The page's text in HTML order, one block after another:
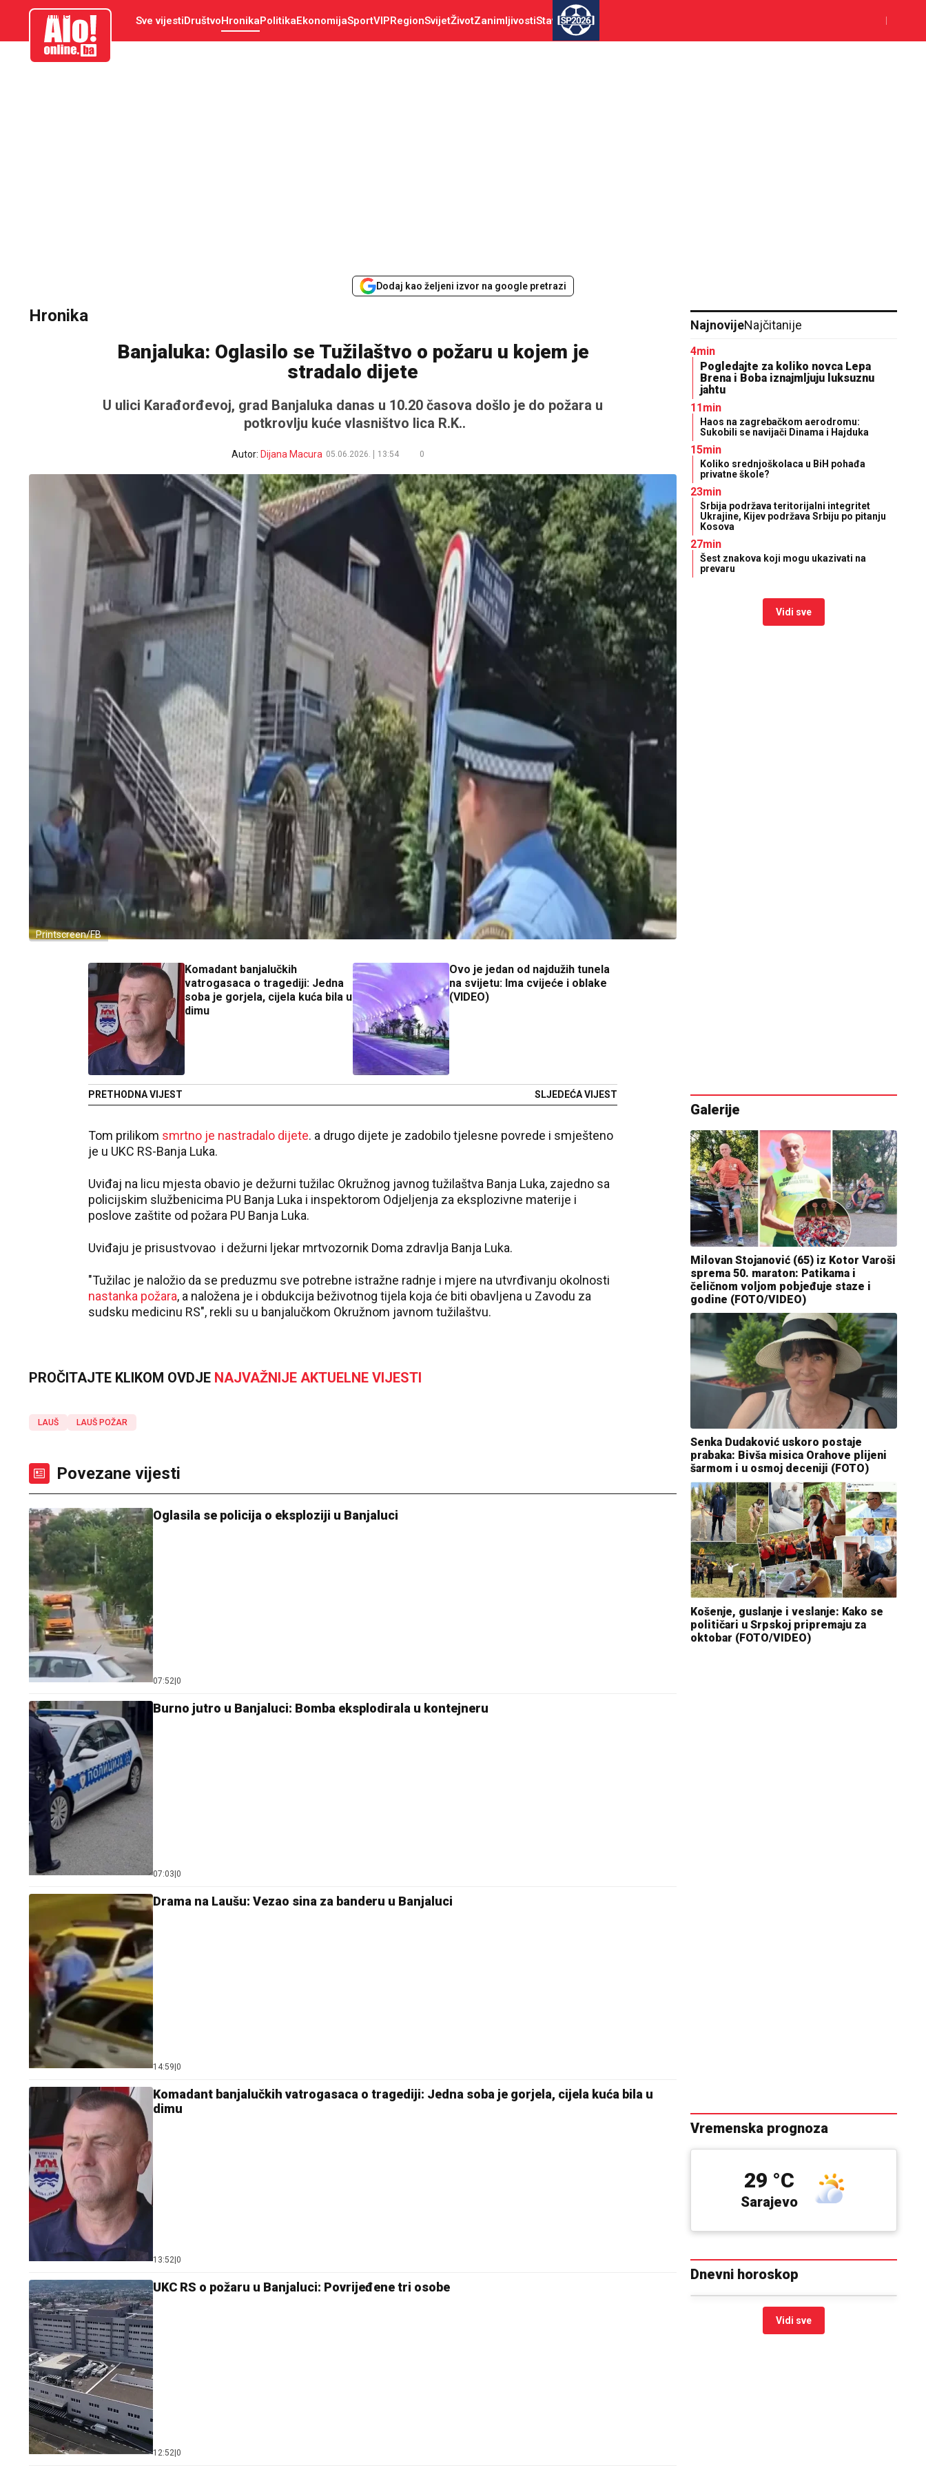
aloonline.ba Sve vijestiDruštvoHronikaPolitikaEkonomijaSportVIPRegionSvijetŽivotZanimljivostiStav SP2026
Dodaj kao željeni izvor na google pretrazi
Hronika
Banjaluka: Oglasilo se Tužilaštvo o požaru u kojem je
stradalo dijete
U ulici Karađorđevoj, grad Banjaluka danas u 10.20 časova došlo je do požara u
potkrovlju kuće vlasništvo lica R.K..
Autor: Dijana Macura 05.06.2026. 13:54 0
Printscreen/FB
Komadant banjalučkih
vatrogasaca o tragediji: Јedna
soba je gorjela, cijela kuća bila u
dimu
PRETHODNA VIJEST
Ovo je jedan od najdužih tunela
na svijetu: Ima cvijeće i oblake
(VIDEO)
SLJEDEĆA VIJEST
Tom prilikom smrtno je nastradalo dijete. a drugo dijete je zadobilo tjelesne povrede i smješteno
je u UKC RS-Banja Luka.
Uviđaj na licu mjesta obavio je dežurni tužilac Okružnog javnog tužilaštva Banja Luka, zajedno sa
policijskim službenicima PU Banja Luka i inspektorom Odjeljenja za eksplozivne materije i
poslove zaštite od požara PU Banja Luka.
Uviđaju je prisustvovao i dežurni ljekar mrtvozornik Doma zdravlja Banja Luka.
"Tužilac je naložio da se preduzmu sve potrebne istražne radnje i mjere na utvrđivanju okolnosti
nastanka požara, a naložena je i obdukcija beživotnog tijela koja će biti obavljena u Zavodu za
sudsku medicinu RS", rekli su u banjalučkom Okružnom javnom tužilaštvu.
PROČITAJTE KLIKOM OVDJE NAJVAŽNIJE AKTUELNE VIJESTI
LAUŠ LAUŠ POŽAR
Povezane vijesti
Oglasila se policija o eksploziji u Banjaluci
07:52 0
Burno jutro u Banjaluci: Bomba eksplodirala u kontejneru
07:03 0
Drama na Laušu: Vezao sina za banderu u Banjaluci
14:59 0
Komadant banjalučkih vatrogasaca o tragediji: Јedna soba je gorjela, cijela kuća bila u
dimu
13:52 0
UKC RS o požaru u Banjaluci: Povrijeđene tri osobe
12:52 0
NajnovijeNajčitanije
4min
Pogledajte za koliko novca Lepa
Brena i Boba iznajmljuju luksuznu
jahtu
11min
Haos na zagrebačkom aerodromu:
Sukobili se navijači Dinama i Hajduka
15min
Koliko srednjoškolaca u BiH pohađa
privatne škole?
23min
Srbija podržava teritorijalni integritet
Ukrajine, Kijev podržava Srbiju po pitanju
Kosova
27min
Šest znakova koji mogu ukazivati na
prevaru
Vidi sve
Galerije
Milovan Stojanović (65) iz Kotor Varoši
sprema 50. maraton: Patikama i
čeličnom voljom pobjeđuje staze i
godine (FOTO/VIDEO)
Senka Dudaković uskoro postaje
prabaka: Bivša misica Orahove plijeni
šarmom i u osmoj deceniji (FOTO)
Košenje, guslanje i veslanje: Kako se
političari u Srpskoj pripremaju za
oktobar (FOTO/VIDEO)
Vremenska prognoza
Sarajevo
29 °C
Dnevni horoskop
Vidi sve